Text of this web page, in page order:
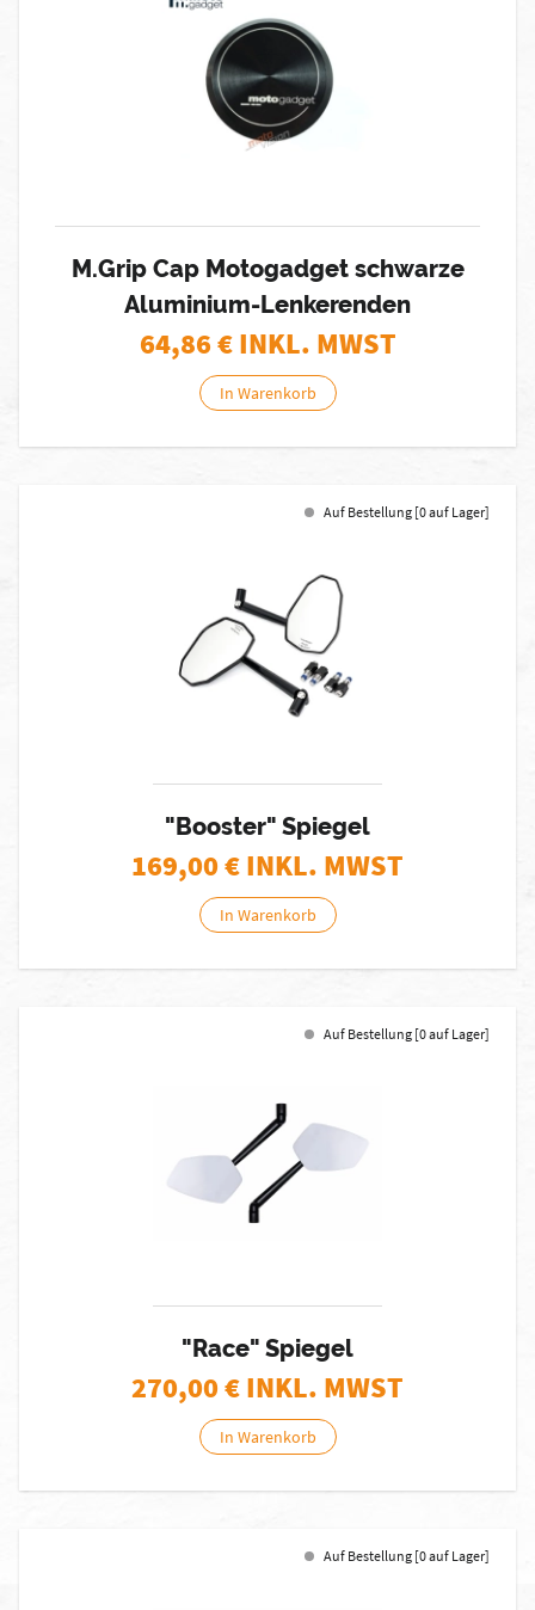
M.Grip Cap Motogadget schwarze
Aluminium-Lenkerenden
64,86€ INKL. MWST
In Warenkorb
Auf Bestellung [0 auf Lager]
"Booster" Spiegel
169,00€ INKL. MWST
In Warenkorb
Auf Bestellung [0 auf Lager]
"Race" Spiegel
270,00€ INKL. MWST
In Warenkorb
Auf Bestellung [0 auf Lager]